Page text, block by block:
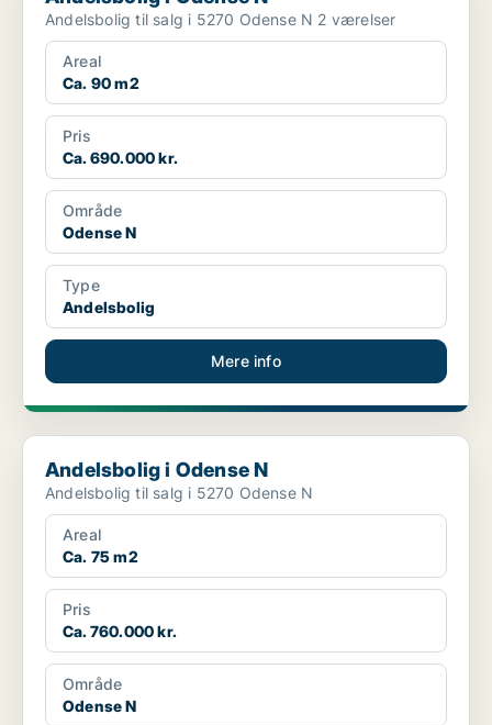
Andelsbolig til salg i 5270 Odense N 2 værelser
Areal
Ca. 90 m2
Pris
Ca. 690.000 kr.
Område
Odense N
Type
Andelsbolig
Mere info
Andelsbolig i Odense N
Andelsbolig i Odense N
Andelsbolig til salg i 5270 Odense N
Areal
Ca. 75 m2
Pris
Ca. 760.000 kr.
Område
Odense N